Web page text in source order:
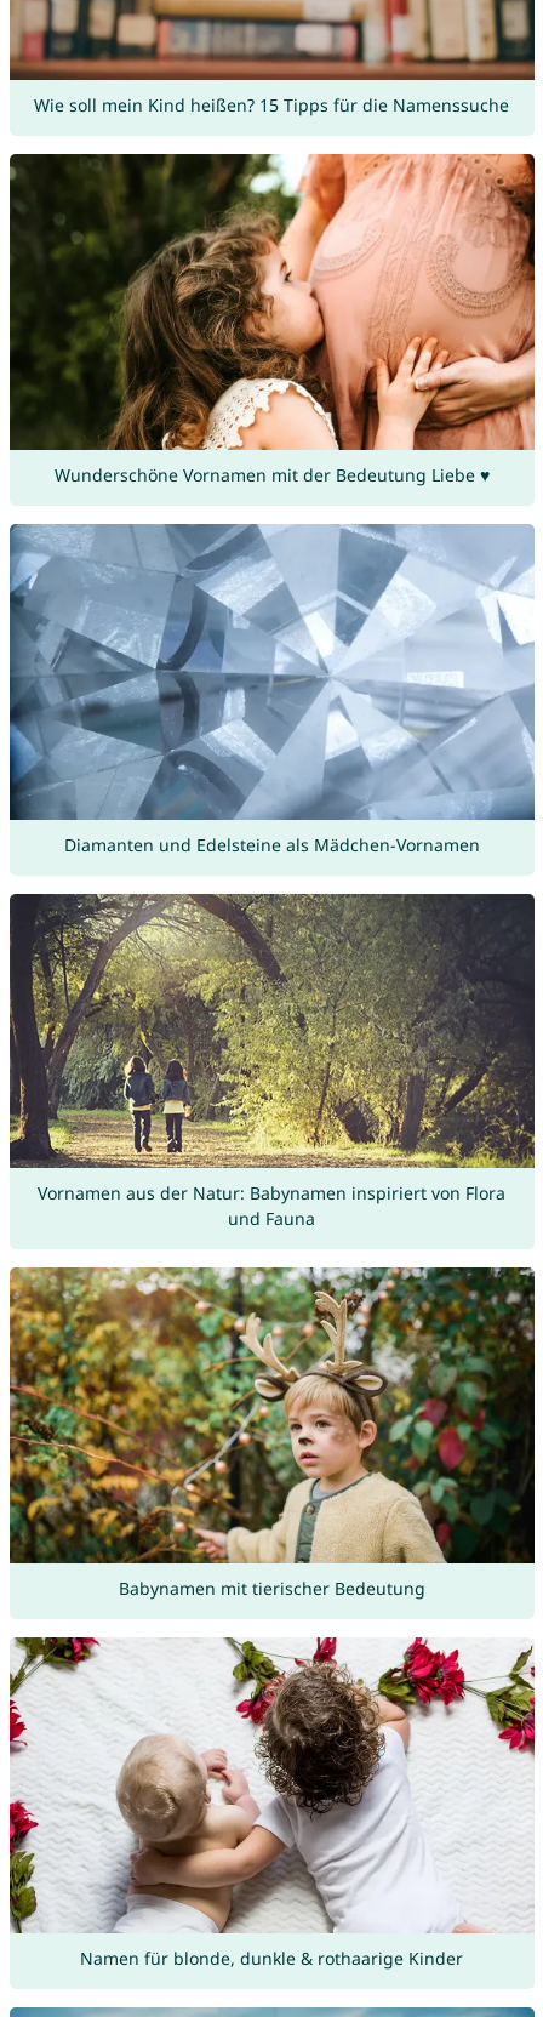
Wie soll mein Kind heißen? 15 Tipps für die Namenssuche
Wunderschöne Vornamen mit der Bedeutung Liebe ♥
Diamanten und Edelsteine als Mädchen-Vornamen
Vornamen aus der Natur: Babynamen inspiriert von Flora
und Fauna
Babynamen mit tierischer Bedeutung
Namen für blonde, dunkle & rothaarige Kinder